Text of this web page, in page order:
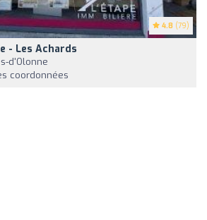
4.8 (79)
- Les Achards
d'Olonne
coordonnées